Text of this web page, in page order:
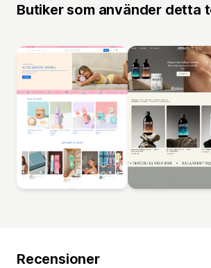
Butiker som använder detta
Recensioner